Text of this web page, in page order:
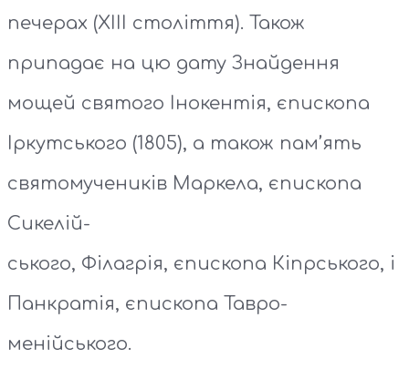
печерах (XIII століття). Також
припадає на цю дату Знайдення
мощей святого Інокентія, єпископа
Іркутського (1805), а також пам’ять
святомучеників Маркела, єпископа
Сикелій-
ського, Філагрія, єпископа Кіпрського, і
Панкратія, єпископа Тавро-
менійського.